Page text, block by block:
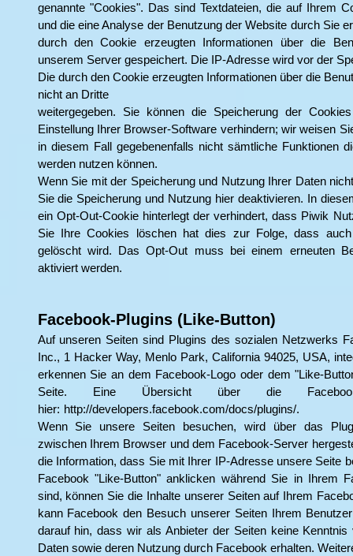
genannte "Cookies". Das sind Textdateien, die auf Ihrem
und die eine Analyse der Benutzung der Website durch Sie
durch den Cookie erzeugten Informationen über die
unserem Server gespeichert. Die IP-Adresse wird vor der
Die durch den Cookie erzeugten Informationen über die
nicht an Dritte
weitergegeben. Sie können die Speicherung der
Einstellung Ihrer Browser-Software verhindern; wir weisen
in diesem Fall gegebenenfalls nicht sämtliche Funktionen
werden nutzen können.
Wenn Sie mit der Speicherung und Nutzung Ihrer Daten
Sie die Speicherung und Nutzung hier deaktivieren. In
ein Opt-Out-Cookie hinterlegt der verhindert, dass Piwik
Sie Ihre Cookies löschen hat dies zur Folge, dass
gelöscht wird. Das Opt-Out muss bei einem erneuten
aktiviert werden.
Facebook-Plugins (Like-Button)
Auf unseren Seiten sind Plugins des sozialen Netzwerks
Inc., 1 Hacker Way, Menlo Park, California 94025, USA,
erkennen Sie an dem Facebook-Logo oder dem "Like-
Seite. Eine Übersicht über die
hier: http://developers.facebook.com/docs/plugins/.
Wenn Sie unsere Seiten besuchen, wird über das
zwischen Ihrem Browser und dem Facebook-Server
die Information, dass Sie mit Ihrer IP-Adresse unsere Seite
Facebook "Like-Button" anklicken während Sie in Ihrem
sind, können Sie die Inhalte unserer Seiten auf Ihrem
kann Facebook den Besuch unserer Seiten Ihrem
darauf hin, dass wir als Anbieter der Seiten keine
Daten sowie deren Nutzung durch Facebook erhalten.